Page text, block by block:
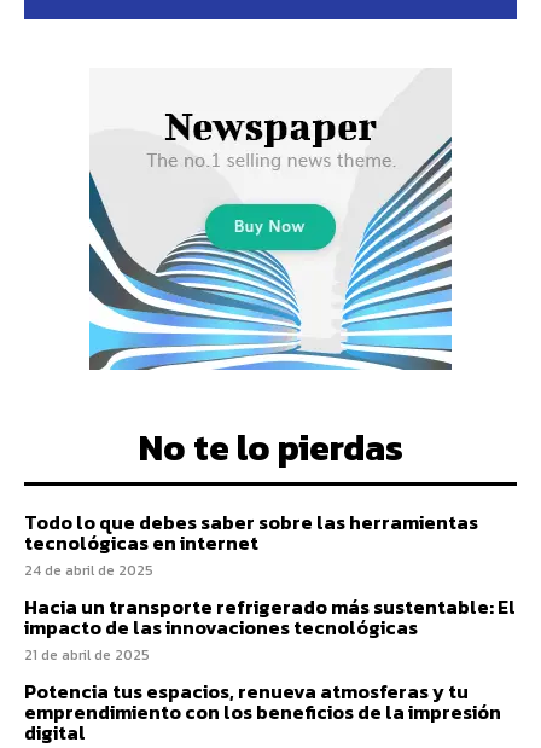
No te lo pierdas
Todo lo que debes saber sobre las herramientas
tecnológicas en internet
24 de abril de 2025
Hacia un transporte refrigerado más sustentable: El
impacto de las innovaciones tecnológicas
21 de abril de 2025
Potencia tus espacios, renueva atmosferas y tu
emprendimiento con los beneficios de la impresión
digital